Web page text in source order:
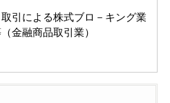
引による株式ブロ－キング業
金融商品取引業）